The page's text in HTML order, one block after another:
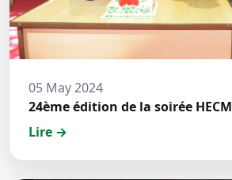
05 May 2024
24ème édition de la soirée HECM
Lire →